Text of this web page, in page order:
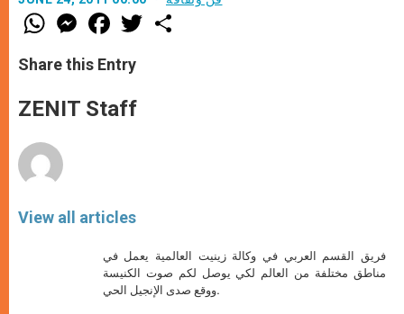
W
h
t
s
p
p
M
e
s
e
g
e
F
a
e
b
o
k
w
Share this Entry
ZENIT Staff
View all articles
فريق القسم العربي في وكالة زينيت العالمية يعمل في
مناطق مختلفة من العالم لكي يوصل لكم صوت الكنيسة
ووقع صدى الإنجيل الحي.